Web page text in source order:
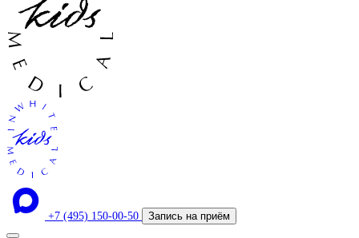
+7 (495) 150-00-50 Запись на приём